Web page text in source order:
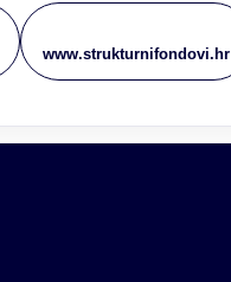
www.strukturnifondovi.hr